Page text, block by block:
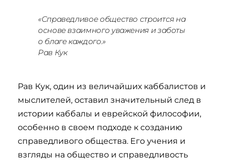
«Справедливое общество строится на
основе взаимного уважения и заботы
о благе каждого.»
Рав Кук
Рав Кук, один из величайших каббалистов и
мыслителей, оставил значительный след в
истории каббалы и еврейской философии,
особенно в своем подходе к созданию
справедливого общества. Его учения и
взгляды на общество и справедливость